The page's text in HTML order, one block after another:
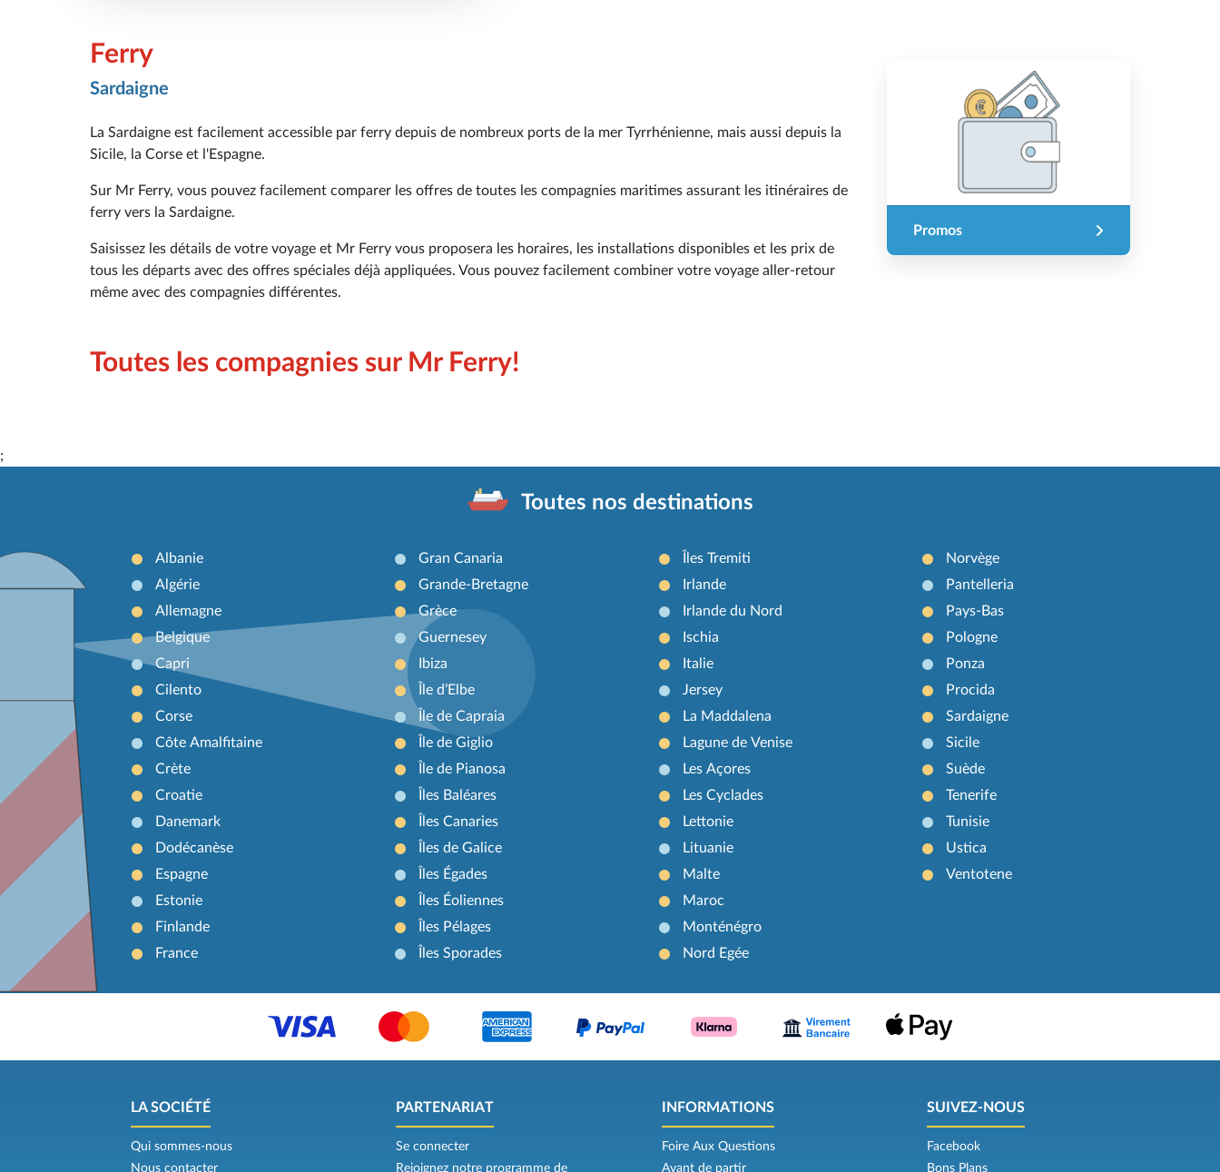
Ferry
Sardaigne
La Sardaigne est facilement accessible par ferry depuis de nombreux ports de la mer Tyrrhénienne, mais aussi depuis la
Sicile, la Corse et l'Espagne.
Sur Mr Ferry, vous pouvez facilement comparer les offres de toutes les compagnies maritimes assurant les itinéraires de
ferry vers la Sardaigne.
Saisissez les détails de votre voyage et Mr Ferry vous proposera les horaires, les installations disponibles et les prix de
tous les départs avec des offres spéciales déjà appliquées. Vous pouvez facilement combiner votre voyage aller-retour
même avec des compagnies différentes.
Toutes les compagnies sur Mr Ferry!
Promos
;
Toutes nos destinations
Albanie
Algérie
Allemagne
Belgique
Capri
Cilento
Corse
Côte Amalfitaine
Crète
Croatie
Danemark
Dodécanèse
Espagne
Estonie
Finlande
France
Gran Canaria
Grande-Bretagne
Grèce
Guernesey
Ibiza
Île d’Elbe
Île de Capraia
Île de Giglio
Île de Pianosa
Îles Baléares
Îles Canaries
Îles de Galice
Îles Égades
Îles Éoliennes
Îles Pélages
Îles Sporades
Îles Tremiti
Irlande
Irlande du Nord
Ischia
Italie
Jersey
La Maddalena
Lagune de Venise
Les Açores
Les Cyclades
Lettonie
Lituanie
Malte
Maroc
Monténégro
Nord Egée
Norvège
Pantelleria
Pays-Bas
Pologne
Ponza
Procida
Sardaigne
Sicile
Suède
Tenerife
Tunisie
Ustica
Ventotene
LA SOCIÉTÉ
Qui sommes-nous
Nous contacter
PARTENARIAT
Se connecter
Rejoignez notre programme de
INFORMATIONS
Foire Aux Questions
Avant de partir
SUIVEZ-NOUS
Facebook
Bons Plans